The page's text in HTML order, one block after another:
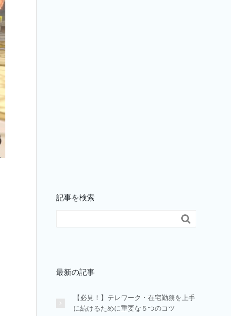
記事を検索

最新の記事
【必見！】テレワーク・在宅勤務を上手
に続けるために重要な５つのコツ